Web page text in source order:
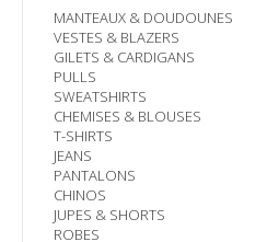
MANTEAUX & DOUDOUNES
VESTES & BLAZERS
GILETS & CARDIGANS
PULLS
SWEATSHIRTS
CHEMISES & BLOUSES
T-SHIRTS
JEANS
PANTALONS
CHINOS
JUPES & SHORTS
ROBES